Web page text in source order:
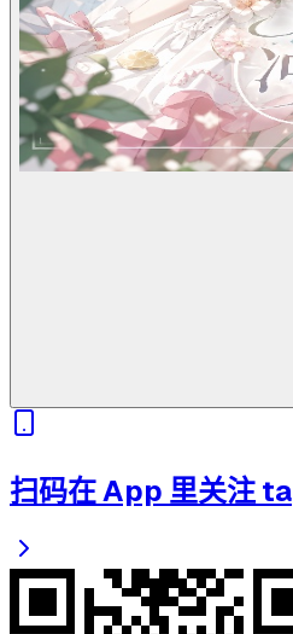
扫码在 App 里关注 ta